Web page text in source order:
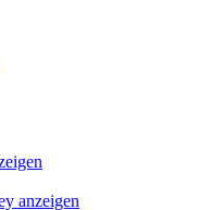
anzeigen